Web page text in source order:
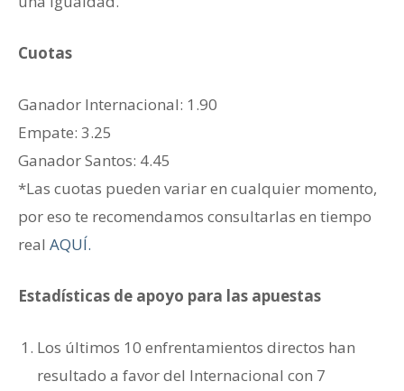
Cuotas
Ganador ‎Internacional: 1.90
Empate: 3.25
Ganador ‎Santos: 4.45
*Las cuotas pueden variar en cualquier momento,
por eso te recomendamos consultarlas en tiempo
real AQUÍ.
Estadísticas de apoyo para las apuestas
Los últimos 10 enfrentamientos directos han
resultado a favor del Internacional con 7